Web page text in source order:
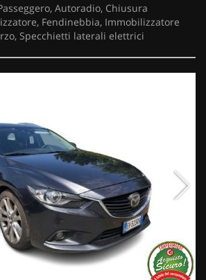
Autoradio, Chiusura
Fendinebbia, Immobilizzatore
Specchietti laterali elettrici